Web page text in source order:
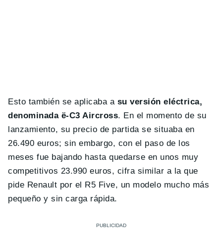
Esto también se aplicaba a su versión eléctrica,
denominada ë-C3 Aircross. En el momento de su
lanzamiento, su precio de partida se situaba en
26.490 euros; sin embargo, con el paso de los
meses fue bajando hasta quedarse en unos muy
competitivos 23.990 euros, cifra similar a la que
pide Renault por el R5 Five, un modelo mucho más
pequeño y sin carga rápida.